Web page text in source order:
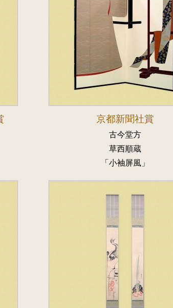
京都新聞社賞
古今堂方
草西順蔵
「小袖屏風」